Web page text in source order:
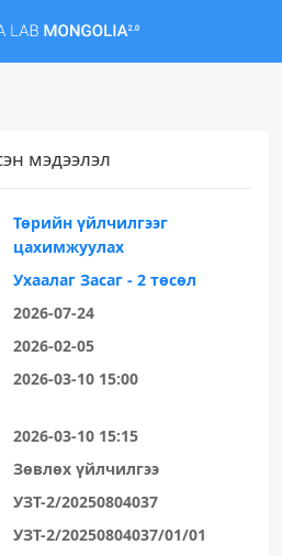
мэдээлэл
Төрийн үйлчилгээг
цахимжуулах
Ухаалаг Засаг - 2 төсөл
2026-07-24
2026-02-05
2026-03-10 15:00
2026-03-10 15:15
Зөвлөх үйлчилгээ
УЗТ-2/20250804037
УЗТ-2/20250804037/01/01